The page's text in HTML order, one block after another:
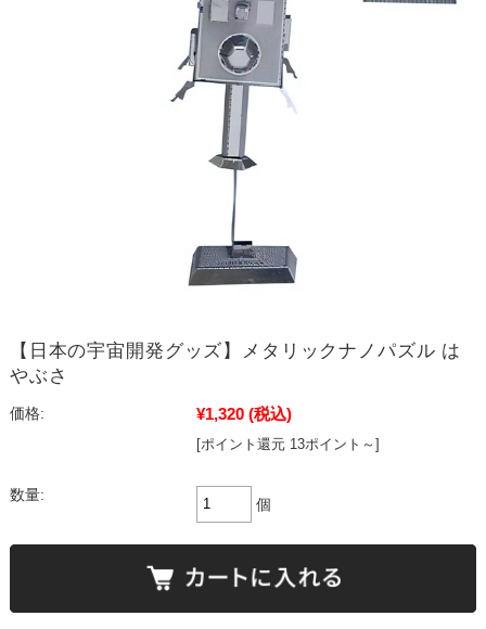
【日本の宇宙開発グッズ】メタリックナノパズル は
やぶさ
価格: ¥1,320 (税込)
[ポイント還元 13ポイント～]
数量:
個